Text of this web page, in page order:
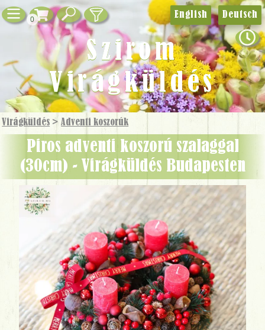
0
Virágküldés >Adventi koszorúk
Piros adventi koszorú szalaggal
(30cm) - Virágküldés Budapesten
English Deutsch
Szirom
Virágküldés